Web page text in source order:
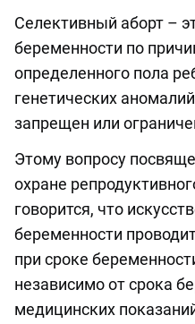
Селективный аборт –
беременности по
определенного пола
генетических
запрещен или
Этому вопросу
охране
говорится, что
беременности
при сроке
независимо от срока
медицинских